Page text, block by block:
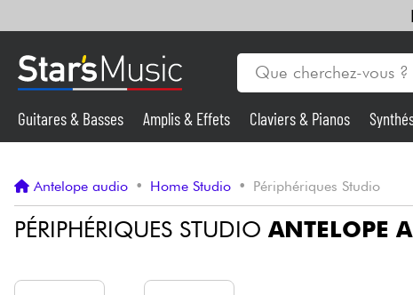
Synthés & Sampleurs
Guitares & Basses Amplis & Effets Claviers & Pianos
Antelope audio • Home Studio • Périphériques Studio
PÉRIPHÉRIQUES STUDIO ANTELOPE